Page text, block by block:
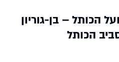
נשים נאבקו על הזכות
ועל מעמדן
הכותל – בן-גוריון
הכותל